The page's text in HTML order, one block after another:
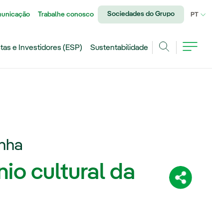
Trabalhe conosco Sociedades do Grupo PT
e Investidores (ESP)
Sustentabilidade
cultural da